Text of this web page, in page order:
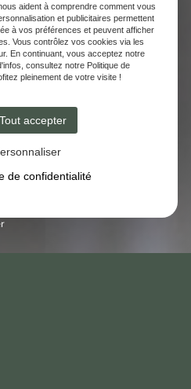
aident à comprendre comment vous
et publicitaires permettent
à vos préférences et peuvent afficher
Vous contrôlez vos cookies via les
En continuant, vous acceptez notre
consultez notre Politique de
pleinement de votre visite !
Tout accepter
de confidentialité